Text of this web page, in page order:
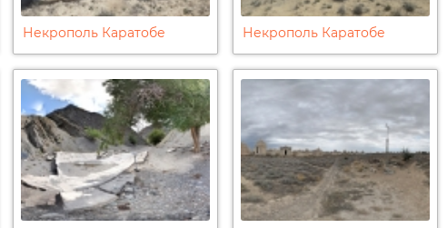
Некрополь Каратобе Некрополь Каратобе